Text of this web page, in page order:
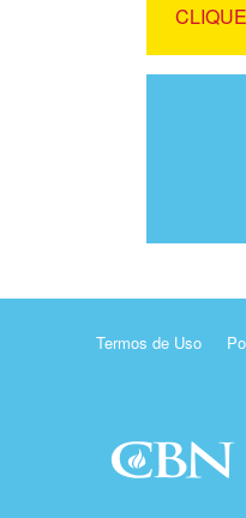
Termos de Uso